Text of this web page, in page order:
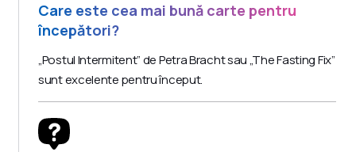
Care este cea mai bună carte pentru
începători?
„Postul Intermitent” de Petra Bracht sau „The Fasting Fix”
sunt excelente pentru început.